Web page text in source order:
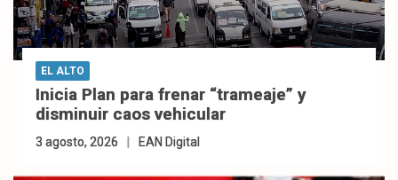
EL ALTO
Inicia Plan para frenar “trameaje” y
disminuir caos vehicular
3 agosto, 2026 EAN Digital